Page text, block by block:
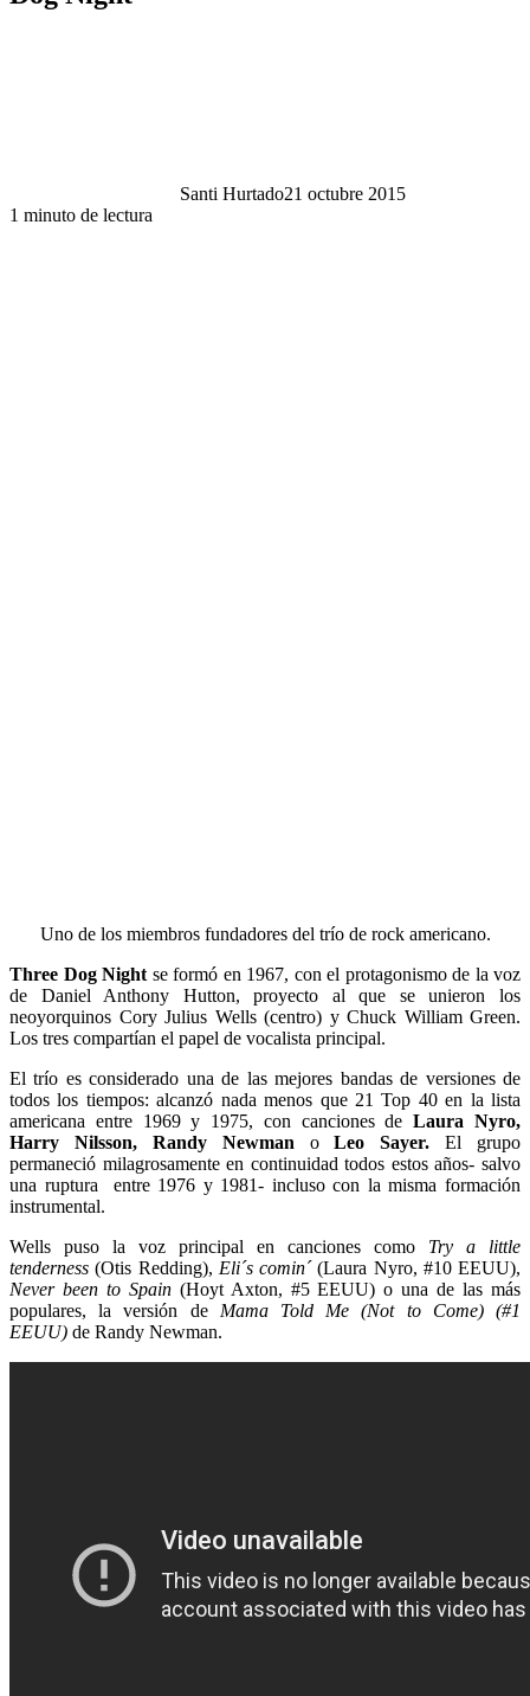
Santi Hurtado21 octubre 2015
1 minuto de lectura
Uno de los miembros fundadores del trío de rock americano.
Three Dog Night se formó en 1967, con el protagonismo de la voz
de Daniel Anthony Hutton, proyecto al que se unieron los
neoyorquinos Cory Julius Wells (centro) y Chuck William Green.
Los tres compartían el papel de vocalista principal.
El trío es considerado una de las mejores bandas de versiones de
todos los tiempos: alcanzó nada menos que 21 Top 40 en la lista
americana entre 1969 y 1975, con canciones deLaura Nyro,
Harry Nilsson, Randy Newman oLeo Sayer. El grupo
permaneció milagrosamente en continuidad todos estos años- salvo
una ruptura entre 1976 y 1981- incluso con la misma formación
instrumental.
Wells puso la voz principal en canciones como Try a little
tenderness (Otis Redding), Eli´s comin´(Laura Nyro, #10 EEUU),
Never been to Spain(Hoyt Axton, #5 EEUU) o una de las más
populares, la versión de
Mama Told Me (Not to Come) (#1
EEUU) de Randy Newman.